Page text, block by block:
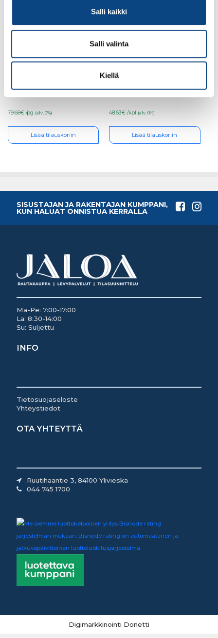
Salli kaikki
Salli valinta
Kiellä
79.68€ /pg (alv. 0%)
Lisää tilauskoriin
sisämaali PM1
(poistuva)
48.53€ /kpl (alv. 0%)
Lisää tilauskoriin
SISUSTAJAN JA RAKENTAJAN KUMPPANI,
KUN HALUAT ONNISTUA KERRALLA
Ma-Pe: 7:00-17:00
La: 8:30-14:00
Su: Suljettu
INFO
Tietosuojaseloste
Yhteystiedot
OTA YHTEYTTÄ
Ruutihaantie 3, 84100 Ylivieska
044 745 1700
Digimarkkinointi Donetti